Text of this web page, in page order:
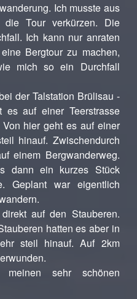
Ich musste aus
die Tour verkürzen. Die
Ich kann nur anraten
Bergtour zu machen,
mich so ein Durchfall
der Talstation Brülisau -
es auf einer Teerstrasse
hier geht es auf einer
hinauf. Zwischendurch
einem Bergwanderweg.
dann ein kurzes Stück
Geplant war eigentlich
auf den Stauberen.
hatten es aber in
steil hinauf. Auf 2km
meinen sehr schönen